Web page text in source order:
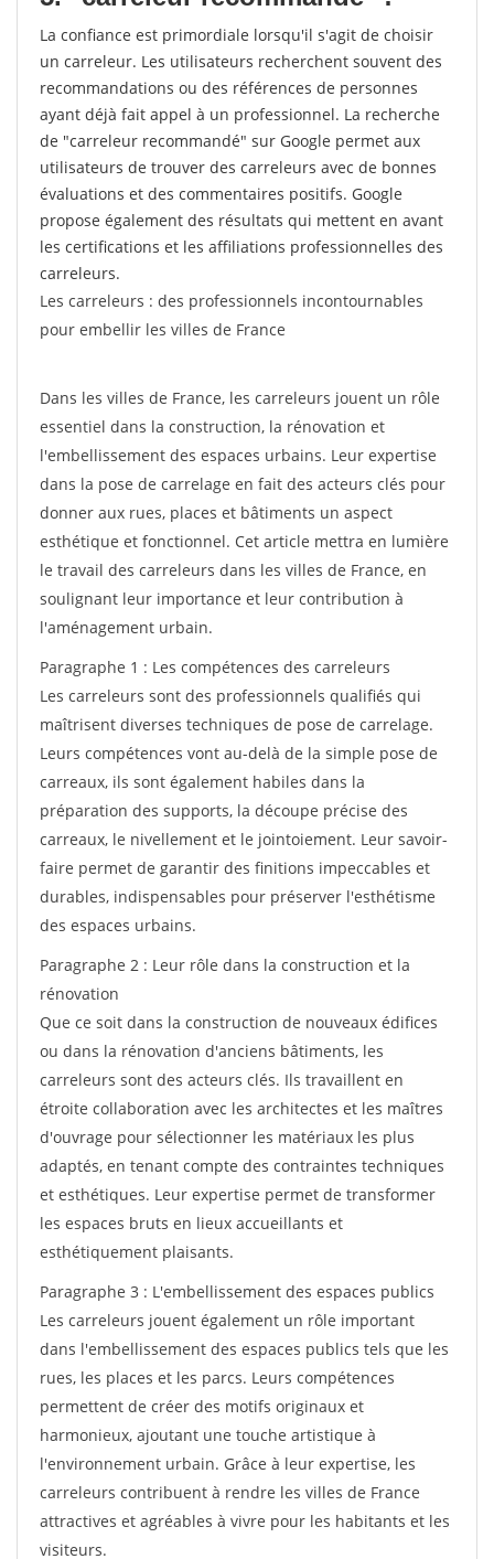
La confiance est primordiale lorsqu'il s'agit de choisir
un carreleur. Les utilisateurs recherchent souvent des
recommandations ou des références de personnes
ayant déjà fait appel à un professionnel. La recherche
de "carreleur recommandé" sur Google permet aux
utilisateurs de trouver des carreleurs avec de bonnes
évaluations et des commentaires positifs. Google
propose également des résultats qui mettent en avant
les certifications et les affiliations professionnelles des
carreleurs.
Les carreleurs : des professionnels incontournables
pour embellir les villes de France
Dans les villes de France, les carreleurs jouent un rôle
essentiel dans la construction, la rénovation et
l'embellissement des espaces urbains. Leur expertise
dans la pose de carrelage en fait des acteurs clés pour
donner aux rues, places et bâtiments un aspect
esthétique et fonctionnel. Cet article mettra en lumière
le travail des carreleurs dans les villes de France, en
soulignant leur importance et leur contribution à
l'aménagement urbain.
Paragraphe 1 : Les compétences des carreleurs
Les carreleurs sont des professionnels qualifiés qui
maîtrisent diverses techniques de pose de carrelage.
Leurs compétences vont au-delà de la simple pose de
carreaux, ils sont également habiles dans la
préparation des supports, la découpe précise des
carreaux, le nivellement et le jointoiement. Leur savoir-
faire permet de garantir des finitions impeccables et
durables, indispensables pour préserver l'esthétisme
des espaces urbains.
Paragraphe 2 : Leur rôle dans la construction et la
rénovation
Que ce soit dans la construction de nouveaux édifices
ou dans la rénovation d'anciens bâtiments, les
carreleurs sont des acteurs clés. Ils travaillent en
étroite collaboration avec les architectes et les maîtres
d'ouvrage pour sélectionner les matériaux les plus
adaptés, en tenant compte des contraintes techniques
et esthétiques. Leur expertise permet de transformer
les espaces bruts en lieux accueillants et
esthétiquement plaisants.
Paragraphe 3 : L'embellissement des espaces publics
Les carreleurs jouent également un rôle important
dans l'embellissement des espaces publics tels que les
rues, les places et les parcs. Leurs compétences
permettent de créer des motifs originaux et
harmonieux, ajoutant une touche artistique à
l'environnement urbain. Grâce à leur expertise, les
carreleurs contribuent à rendre les villes de France
attractives et agréables à vivre pour les habitants et les
visiteurs.